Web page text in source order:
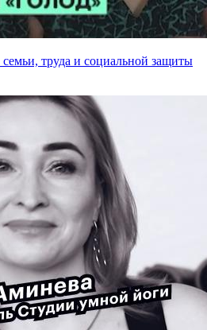
труда и социальной защиты